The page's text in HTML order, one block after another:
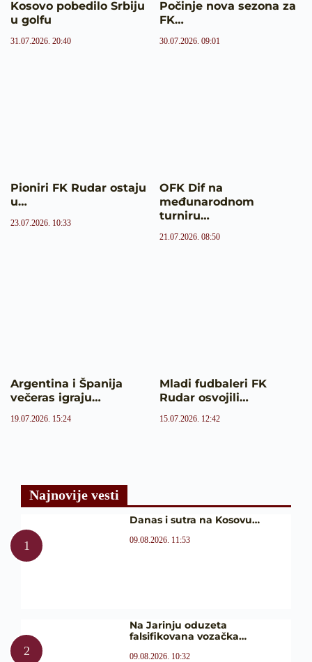
Kosovo pobedilo Srbiju
u golfu
31.07.2026. 20:40
Počinje nova sezona za
FK…
30.07.2026. 09:01
Pioniri FK Rudar ostaju
u…
23.07.2026. 10:33
OFK Dif na
međunarodnom
turniru…
21.07.2026. 08:50
Argentina i Španija
večeras igraju…
19.07.2026. 15:24
Mladi fudbaleri FK
Rudar osvojili…
15.07.2026. 12:42
Najnovije vesti
Danas i sutra na Kosovu…
09.08.2026. 11:53
Na Jarinju oduzeta
falsifikovana vozačka…
09.08.2026. 10:32